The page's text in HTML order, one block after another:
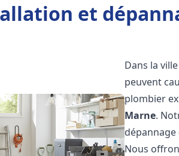
et
Dans la
peuvent
plombier
Marne.
Nous